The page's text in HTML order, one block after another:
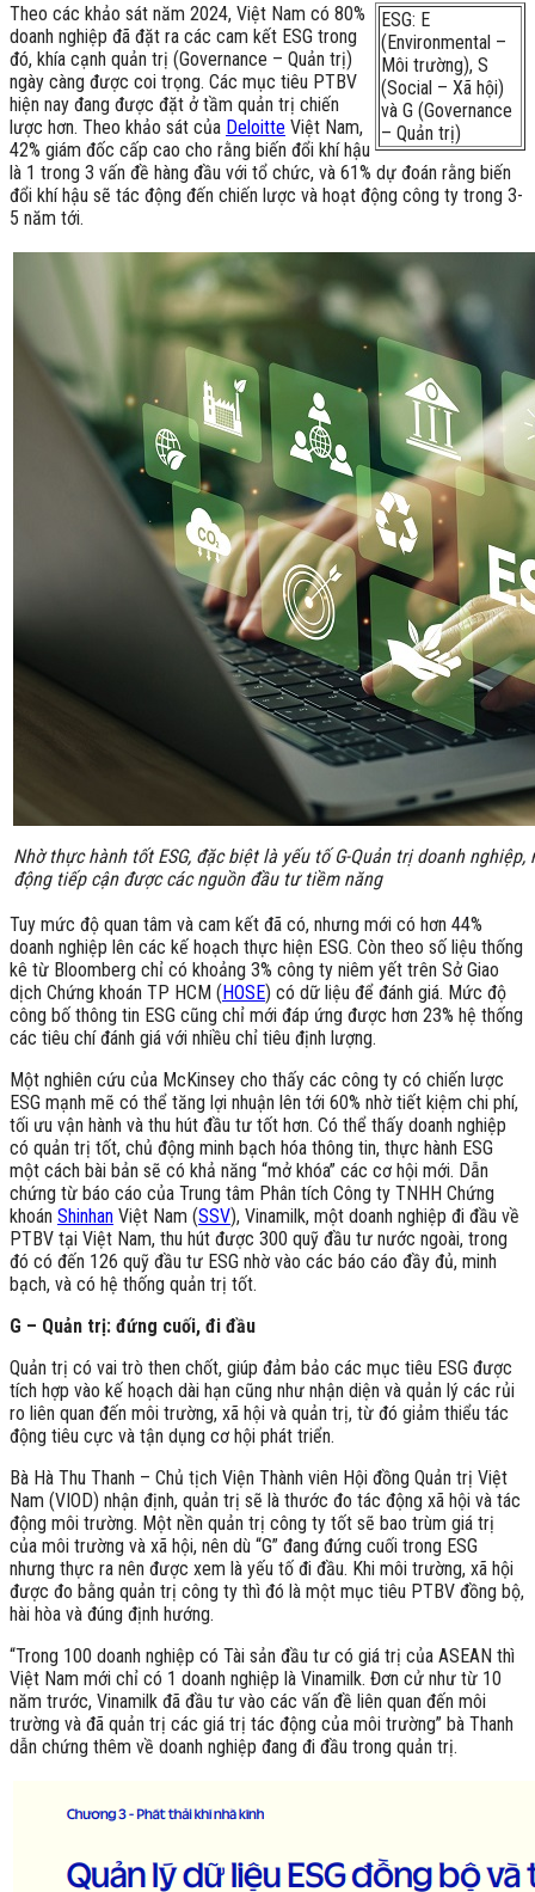
ESG: E
(Environmental –
Môi trường), S
(Social – Xã hội)
và G (Governance
– Quản trị)
Theo các khảo sát năm 2024, Việt Nam có 80%
doanh nghiệp đã đặt ra các cam kết ESG trong
đó, khía cạnh quản trị (Governance – Quản trị)
ngày càng được coi trọng. Các mục tiêu PTBV
hiện nay đang được đặt ở tầm quản trị chiến
lược hơn. Theo khảo sát của Deloitte Việt Nam,
42% giám đốc cấp cao cho rằng biến đổi khí hậu
là 1 trong 3 vấn đề hàng đầu với tổ chức, và 61% dự đoán rằng biến
đổi khí hậu sẽ tác động đến chiến lược và hoạt động công ty trong 3-
5 năm tới.
Nhờ thực hành tốt ESG, đặc biệt là yếu tố G-Quản trị doanh
động tiếp cận được các nguồn đầu tư tiềm năng
Tuy mức độ quan tâm và cam kết đã có, nhưng mới có hơn 44%
doanh nghiệp lên các kế hoạch thực hiện ESG. Còn theo số liệu thống
kê từ Bloomberg chỉ có khoảng 3% công ty niêm yết trên Sở Giao
dịch Chứng khoán TP HCM (HOSE) có dữ liệu để đánh giá. Mức độ
công bố thông tin ESG cũng chỉ mới đáp ứng được hơn 23% hệ thống
các tiêu chí đánh giá với nhiều chỉ tiêu định lượng.
Một nghiên cứu của McKinsey cho thấy các công ty có chiến lược
ESG mạnh mẽ có thể tăng lợi nhuận lên tới 60% nhờ tiết kiệm chi phí,
tối ưu vận hành và thu hút đầu tư tốt hơn. Có thể thấy doanh nghiệp
có quản trị tốt, chủ động minh bạch hóa thông tin, thực hành ESG
một cách bài bản sẽ có khả năng “mở khóa” các cơ hội mới. Dẫn
chứng từ báo cáo của Trung tâm Phân tích Công ty TNHH Chứng
khoán Shinhan Việt Nam (SSV), Vinamilk, một doanh nghiệp đi đầu về
PTBV tại Việt Nam, thu hút được 300 quỹ đầu tư nước ngoài, trong
đó có đến 126 quỹ đầu tư ESG nhờ vào các báo cáo đầy đủ, minh
bạch, và có hệ thống quản trị tốt.
G – Quản trị: đứng cuối, đi đầu
Quản trị có vai trò then chốt, giúp đảm bảo các mục tiêu ESG được
tích hợp vào kế hoạch dài hạn cũng như nhận diện và quản lý các rủi
ro liên quan đến môi trường, xã hội và quản trị, từ đó giảm thiểu tác
động tiêu cực và tận dụng cơ hội phát triển.
Bà Hà Thu Thanh – Chủ tịch Viện Thành viên Hội đồng Quản trị Việt
Nam (VIOD) nhận định, quản trị sẽ là thước đo tác động xã hội và tác
động môi trường. Một nền quản trị công ty tốt sẽ bao trùm giá trị
của môi trường và xã hội, nên dù “G” đang đứng cuối trong ESG
nhưng thực ra nên được xem là yếu tố đi đầu. Khi môi trường, xã hội
được đo bằng quản trị công ty thì đó là một mục tiêu PTBV đồng bộ,
hài hòa và đúng định hướng.
“Trong 100 doanh nghiệp có Tài sản đầu tư có giá trị của ASEAN thì
Việt Nam mới chỉ có 1 doanh nghiệp là Vinamilk. Đơn cử như từ 10
năm trước, Vinamilk đã đầu tư vào các vấn đề liên quan đến môi
trường và đã quản trị các giá trị tác động của môi trường” bà Thanh
dẫn chứng thêm về doanh nghiệp đang đi đầu trong quản trị.